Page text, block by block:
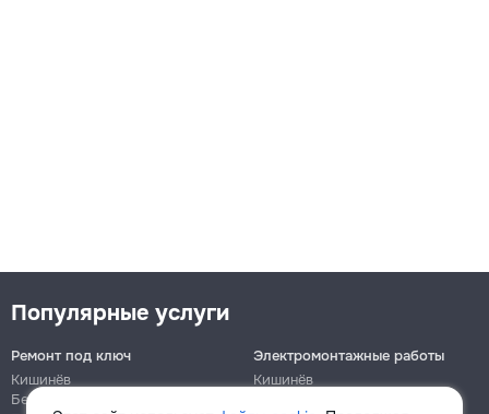
Популярные услуги
Ремонт под ключ
Кишинёв
Бельцы
Электромонтажные работы
Кишинёв